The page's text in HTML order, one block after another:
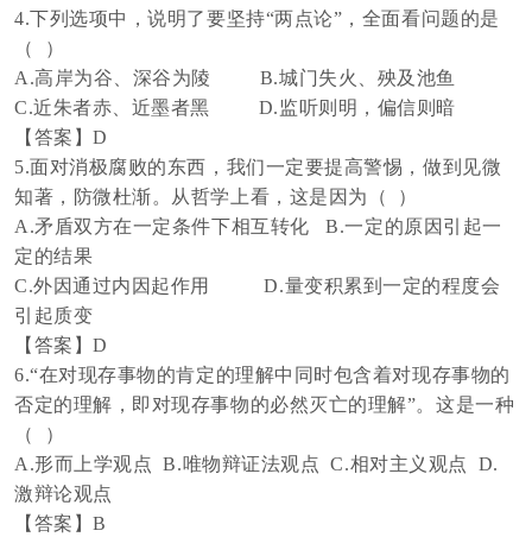
4.下列选项中，说明了要坚持“两点论”，全面看问题的是
（ ）
A.高岸为谷、深谷为陵 B.城门失火、殃及池鱼
C.近朱者赤、近墨者黑 D.监听则明，偏信则暗
【答案】D
5.面对消极腐败的东西，我们一定要提高警惕，做到见微
知著，防微杜渐。从哲学上看，这是因为（ ）
A.矛盾双方在一定条件下相互转化 B.一定的原因引起一
定的结果
C.外因通过内因起作用 D.量变积累到一定的程度会
引起质变
【答案】D
6.“在对现存事物的肯定的理解中同时包含着对现存事物的
否定的理解，即对现存事物的必然灭亡的理解”。这是一种
（ ）
A.形而上学观点 B.唯物辩证法观点C.相对主义观点 D.
激辩论观点
【答案】B